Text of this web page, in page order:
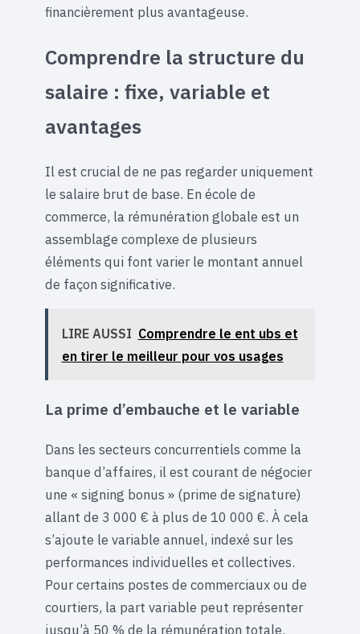
financièrement plus avantageuse.
Comprendre la structure du
salaire : fixe, variable et
avantages
Il est crucial de ne pas regarder uniquement
le salaire brut de base. En école de
commerce, la rémunération globale est un
assemblage complexe de plusieurs
éléments qui font varier le montant annuel
de façon significative.
LIRE AUSSI Comprendre le ent ubs et
en tirer le meilleur pour vos usages
La prime d’embauche et le variable
Dans les secteurs concurrentiels comme la
banque d’affaires, il est courant de négocier
une « signing bonus » (prime de signature)
allant de 3 000 € à plus de 10 000 €. À cela
s’ajoute le variable annuel, indexé sur les
performances individuelles et collectives.
Pour certains postes de commerciaux ou de
courtiers, la part variable peut représenter
jusqu’à 50 % de la rémunération totale.